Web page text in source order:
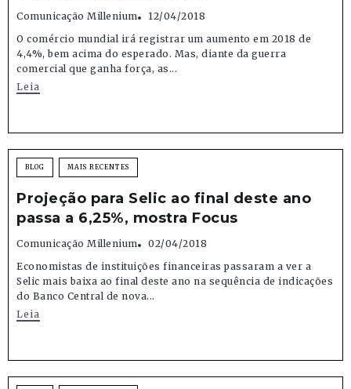
Comunicação Millenium
12/04/2018
O comércio mundial irá registrar um aumento em 2018 de
4,4%, bem acima do esperado. Mas, diante da guerra
comercial que ganha força, as...
Leia
BLOG MAIS RECENTES
Projeção para Selic ao final deste ano
passa a 6,25%, mostra Focus
Comunicação Millenium
02/04/2018
Economistas de instituições financeiras passaram a ver a
Selic mais baixa ao final deste ano na sequência de indicações
do Banco Central de nova...
Leia